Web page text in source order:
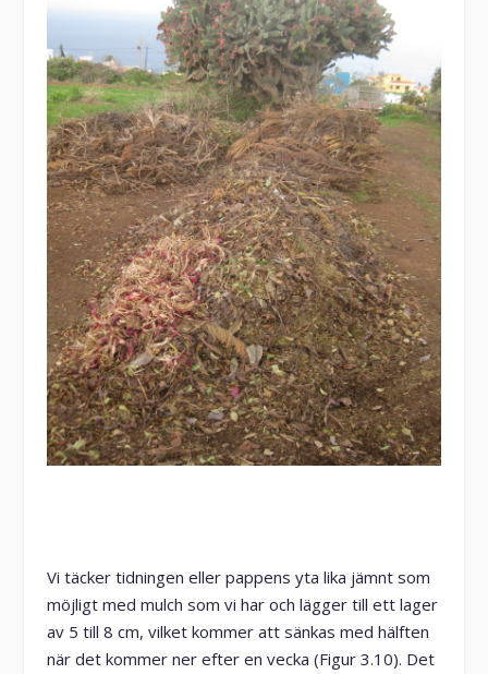
Vi täcker tidningen eller pappens yta lika jämnt som
möjligt med mulch som vi har och lägger till ett lager
av 5 till 8 cm, vilket kommer att sänkas med hälften
när det kommer ner efter en vecka (Figur 3.10). Det